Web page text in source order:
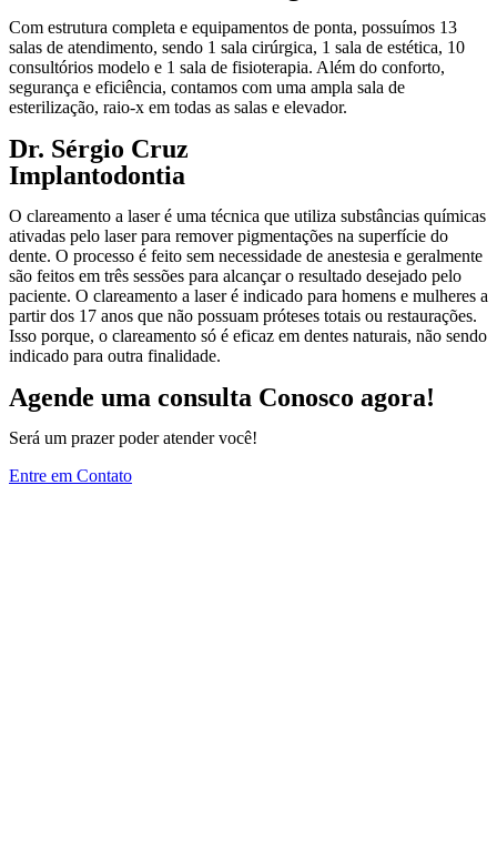
Com estrutura completa e equipamentos de ponta, possuímos 13
salas de atendimento, sendo 1 sala cirúrgica, 1 sala de estética, 10
consultórios modelo e 1 sala de fisioterapia. Além do conforto,
segurança e eficiência, contamos com uma ampla sala de
esterilização, raio-x em todas as salas e elevador.
Dr. Sérgio Cruz
Implantodontia
O clareamento a laser é uma técnica que utiliza substâncias químicas
ativadas pelo laser para remover pigmentações na superfície do
dente. O processo é feito sem necessidade de anestesia e geralmente
são feitos em três sessões para alcançar o resultado desejado pelo
paciente. O clareamento a laser é indicado para homens e mulheres a
partir dos 17 anos que não possuam próteses totais ou restaurações.
Isso porque, o clareamento só é eficaz em dentes naturais, não sendo
indicado para outra finalidade.
Agende uma consulta Conosco agora!
Será um prazer poder atender você!
Entre em Contato